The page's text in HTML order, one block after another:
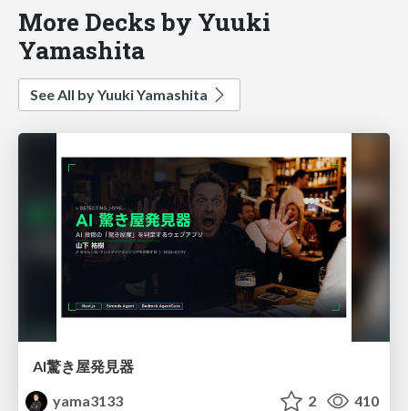
More Decks by Yuuki
Yamashita
See All by Yuuki Yamashita
AI驚き屋発見器
yama3133
2 410